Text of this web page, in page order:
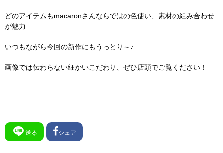
どのアイテムもmacaronさんならではの色使い、素材の組み合わせ
が魅力
いつもながら今回の新作にもうっとり～♪
画像では伝わらない細かいこだわり、ぜひ店頭でご覧ください！
送る シェア